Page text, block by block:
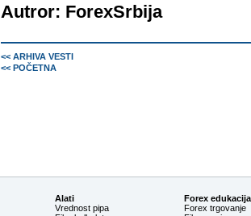
Autror: ForexSrbija
<< ARHIVA VESTI
<< POČETNA
Alati
Vrednost pipa
Forex edukacija
Forex trgovanje